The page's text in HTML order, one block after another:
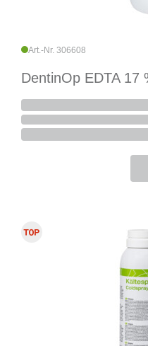
Art.-Nr. 306608
DentinOp EDTA 17